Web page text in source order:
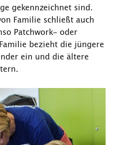
gekennzeichnet sind.
Familie schließt auch
Patchwork- oder
bezieht die jüngere
ein und die ältere